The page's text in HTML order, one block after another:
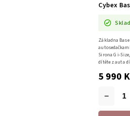
Cybex
5 990
Základna
Sirona G i-
dítěte z auta